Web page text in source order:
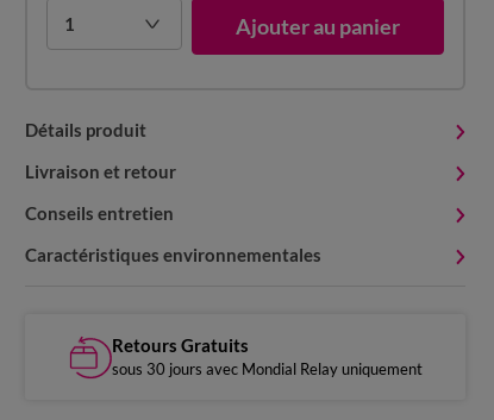
1 Ajouter au panier
Détails produit
Livraison et retour
Conseils entretien
Caractéristiques environnementales
Retours Gratuits
sous 30 jours avec Mondial Relay uniquement